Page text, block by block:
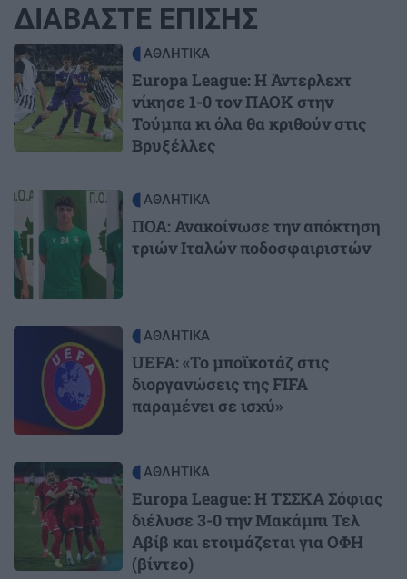
ΔΙΑΒΑΣΤΕ ΕΠΙΣΗΣ
Image ΑΘΛΗΤΙΚΑ
Europa League: Η Άντερλεχτ
νίκησε 1-0 τον ΠΑΟΚ στην
Τούμπα κι όλα θα κριθούν στις
Βρυξέλλες
Image ΑΘΛΗΤΙΚΑ
ΠΟΑ: Ανακοίνωσε την απόκτηση
τριών Ιταλών ποδοσφαιριστών
ΑΘΛΗΤΙΚΑ
UEFA: «Το μποϊκοτάζ στις
διοργανώσεις της FIFA
παραμένει σε ισχύ»
Image ΑΘΛΗΤΙΚΑ
Europa League: Η ΤΣΣΚΑ Σόφιας
διέλυσε 3-0 την Μακάμπι Τελ
Αβίβ και ετοιμάζεται για ΟΦΗ
(βίντεο)